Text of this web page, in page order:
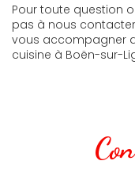
Pour toute question
pas à nous
vous accompagner
cuisine à Boën-sur-